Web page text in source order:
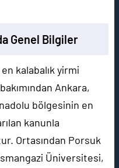
Genel Bilgiler
kalabalık yirmi
Ankara,
bölgesinin en
kanunla
Ortasından Porsuk
Üniversitesi,